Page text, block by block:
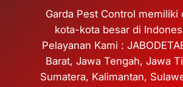
Garda Pest Control memiliki
kota-kota besar di
Pelayanan Kami :
Barat, Jawa Tengah, Jawa
Sumatera, Kalimantan,